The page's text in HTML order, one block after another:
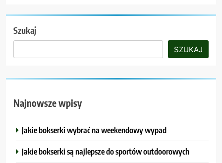
Szukaj
SZUKAJ
Najnowsze wpisy
Jakie bokserki wybrać na weekendowy wypad
Jakie bokserki są najlepsze do sportów outdoorowych